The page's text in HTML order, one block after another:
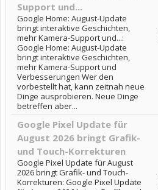
Support und...
Google Home: August-Update
bringt interaktive Geschichten,
mehr Kamera-Support und...:
Google Home: August-Update
bringt interaktive Geschichten,
mehr Kamera-Support und
Verbesserungen Wer den
vorbestellt hat, kann zeitnah neue
Dinge ausprobieren. Neue Dinge
betreffen aber...
Google Pixel Update für
August 2026 bringt Grafik-
und Touch-Korrekturen
Google Pixel Update für August
2026 bringt Grafik- und Touch-
Korrekturen: Google Pixel Update